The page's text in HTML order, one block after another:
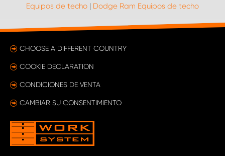
Equipos de techo | Dodge Ram Equipos de techo
CHOOSE A DIFFERENT COUNTRY
COOKIE DECLARATION
CONDICIONES DE VENTA
CAMBIAR SU CONSENTIMIENTO